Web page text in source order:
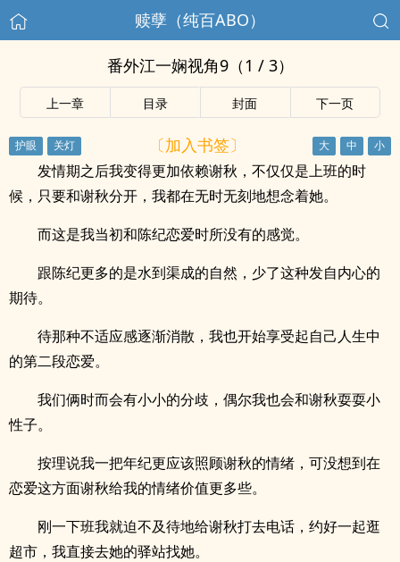
赎孽（纯百ABO）
番外江一娴视角9（1 / 3）
上一章 目录 封面 下一页
〔加入书签〕
发情期之后我变得更加依赖谢秋，不仅仅是上班的时
候，只要和谢秋分开，我都在无时无刻地想念着她。
而这是我当初和陈纪恋爱时所没有的感觉。
跟陈纪更多的是水到渠成的自然，少了这种发自内心的
期待。
待那种不适应感逐渐消散，我也开始享受起自己人生中
的第二段恋爱。
我们俩时而会有小小的分歧，偶尔我也会和谢秋耍耍小
性子。
按理说我一把年纪更应该照顾谢秋的情绪，可没想到在
恋爱这方面谢秋给我的情绪价值更多些。
刚一下班我就迫不及待地给谢秋打去电话，约好一起逛
超市，我直接去她的驿站找她。